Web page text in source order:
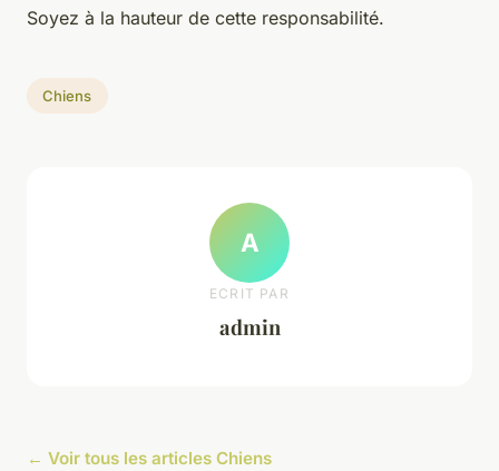
Soyez à la hauteur de cette responsabilité.
Chiens
A
ECRIT PAR
admin
← Voir tous les articles Chiens